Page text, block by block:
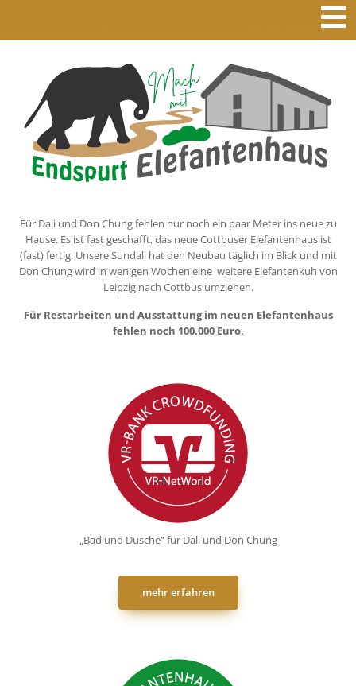
Für Dali und Don Chung fehlen nur noch ein paar Meter ins neue zu
Hause. Es ist fast geschafft, das neue Cottbuser Elefantenhaus ist
(fast) fertig. Unsere Sundali hat den Neubau täglich im Blick und mit
Don Chung wird in wenigen Wochen eine weitere Elefantenkuh von
Leipzig nach Cottbus umziehen.
Für Restarbeiten und Ausstattung im neuen Elefantenhaus
fehlen noch 100.000 Euro.
„Bad und Dusche“ für Dali und Don Chung
mehr erfahren